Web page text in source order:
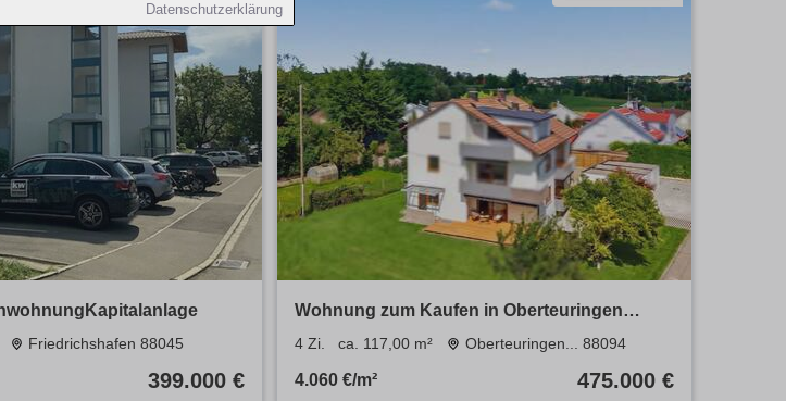
Datenschutzerklärung
Friedrichshafen 88045
399.000 €
Wohnung zum Kaufen in Oberteuringen
Bitzenhofen 475.000 € 117 m²
4 Zi. ca. 117,00 m² Oberteuringen... 88094
4.060 €/m² 475.000 €